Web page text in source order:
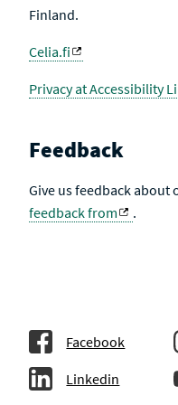
Finland.
Celia.fi
Privacy at Accessibility
Feedback
Give us feedback
feedback from
.
Facebook
Linkedin